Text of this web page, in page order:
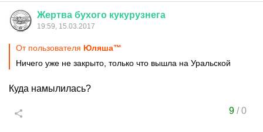
Жертва бухого кукурузнега
19:59, 15.03.2017
От пользователя Юляша™
Ничего уже не закрыто, только что вышла на Уральской
Куда намылилась?
9/0